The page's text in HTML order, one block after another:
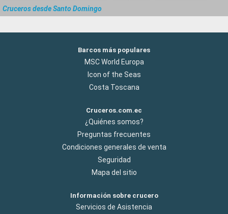
Cruceros desde Santo Domingo
Barcos más populares
MSC World Europa
Icon of the Seas
Costa Toscana
Cruceros.com.ec
¿Quiénes somos?
Preguntas frecuentes
Condiciones generales de venta
Seguridad
Mapa del sitio
Información sobre crucero
Servicios de Asistencia